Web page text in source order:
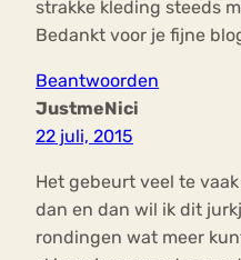
strakke kleding steeds
Bedankt voor je fijne
Beantwoorden
JustmeNici
22 juli, 2015
Het gebeurt veel te
dan en dan wil ik dit
rondingen wat meer